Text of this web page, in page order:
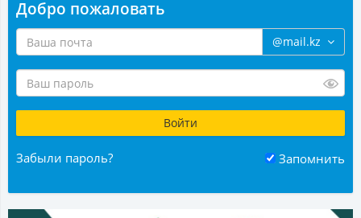
Добро пожаловать
@mail.kz
Забыли пароль? Запомнить